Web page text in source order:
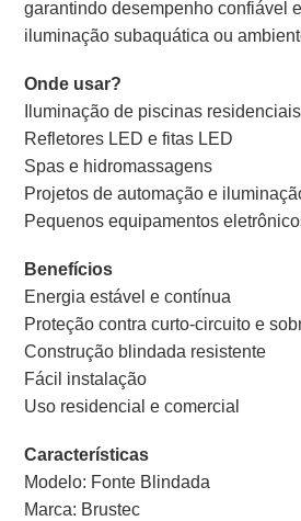
garantindo desempenho confiável
iluminação subaquática ou
Onde usar?
Iluminação de piscinas
Refletores LED e fitas LED
Spas e hidromassagens
Projetos de automação e
Pequenos equipamentos
Benefícios
Energia estável e contínua
Proteção contra curto-circuito e
Construção blindada resistente
Fácil instalação
Uso residencial e comercial
Características
Modelo: Fonte Blindada
Marca: Brustec